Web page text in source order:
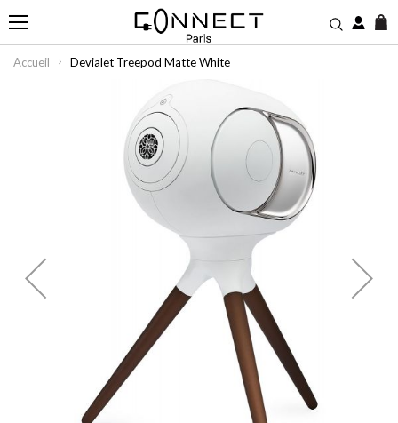
Accueil Devialet Treepod Matte White